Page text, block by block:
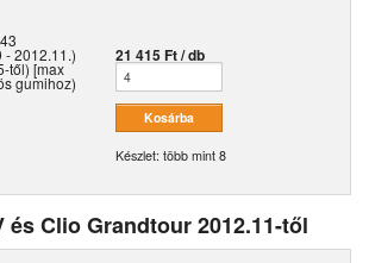
- 2012.11.)
től) [max
gumihoz)
21 415 Ft / db
Készlet: több mint 8
és Clio Grandtour 2012.11-től